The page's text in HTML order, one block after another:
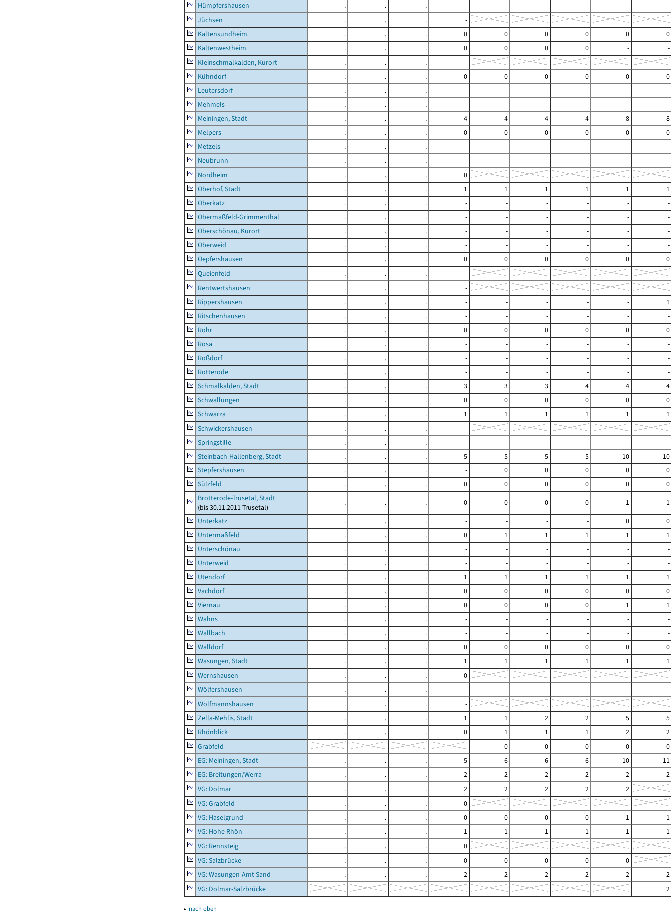
Hümpfershausen
. . . - - - - -
-
Jüchsen
. . .
-
Kaltensundheim
. . . 0 0 0 0 0
0
Kaltenwestheim
. . . 0 0 0 0 -
-
Kleinschmalkalden, Kurort
. . .
-
Kühndorf
. . . 0 0 0 0 0
0
Leutersdorf
. . . - - - - -
-
Mehmels
. . . - - - - -
-
Meiningen, Stadt
. . . 4 4 4 4 8
8
Melpers
. . . 0 0 0 0 0
0
Metzels
. . . - - - - -
-
Neubrunn
. . . - - - - -
-
Nordheim
. . .
0
Oberhof, Stadt
. . . 1 1 1 1 1
1
Oberkatz
. . . - - - - -
-
Obermaßfeld-Grimmenthal
. . . - - - - -
-
Oberschönau, Kurort
. . . - - - - -
-
Oberweid
. . . - - - - -
-
Oepfershausen
. . . 0 0 0 0 0
0
Queienfeld
. . .
-
Rentwertshausen
. . .
-
Rippershausen
. . . - - - - -
1
Ritschenhausen
. . . - - - - -
-
Rohr
. . . 0 0 0 0 0
0
Rosa
. . . - - - - -
-
Roßdorf
. . . - - - - -
-
Rotterode
. . . - - - - -
-
Schmalkalden, Stadt
. . . 3 3 3 4 4
4
Schwallungen
. . . 0 0 0 0 0
0
Schwarza
. . . 1 1 1 1 1
1
Schwickershausen
. . .
-
Springstille
. . . - - - - -
-
Steinbach-Hallenberg, Stadt
. . . 5 5 5 5 10
10
Stepfershausen
. . . - 0 0 0 0
0
Sülzfeld
. . . 0 0 0 0 0
0
Brotterode-Trusetal, Stadt
(bis 30.11.2011 Trusetal)
. . . 0 0 0 0 1
1
Unterkatz
. . . - - - - 0
0
Untermaßfeld
. . . 0 1 1 1 1
1
Unterschönau
. . . - - - - -
-
Unterweid
. . . - - - - -
-
Utendorf
. . . 1 1 1 1 1
1
Vachdorf
. . . 0 0 0 0 0
0
Viernau
. . . 0 0 0 0 1
1
Wahns
. . . - - - - -
-
Wallbach
. . . - - - - -
-
Walldorf
. . . 0 0 0 0 0
0
Wasungen, Stadt
. . . 1 1 1 1 1
1
Wernshausen
. . .
0
Wölfershausen
. . . - - - - -
-
Wolfmannshausen
. . .
-
Zella-Mehlis, Stadt
. . . 1 1 2 2 5
5
Rhönblick
. . . 0 1 1 1 2
2
Grabfeld
0 0 0 0
0
EG: Meiningen, Stadt
. . . 5 6 6 6 10
11
EG: Breitungen/Werra
. . . 2 2 2 2 2
2
VG: Dolmar
. . . 2 2 2 2
2
VG: Grabfeld
. . .
0
VG: Haselgrund
. . . 0 0 0 0 1
1
VG: Hohe Rhön
. . . 1 1 1 1 1
1
VG: Rennsteig
. . .
0
VG: Salzbrücke
. . . 0 0 0 0
0
VG: Wasungen-Amt Sand
. . . 2 2 2 2 2
2
VG: Dolmar-Salzbrücke
2
▴ nach oben